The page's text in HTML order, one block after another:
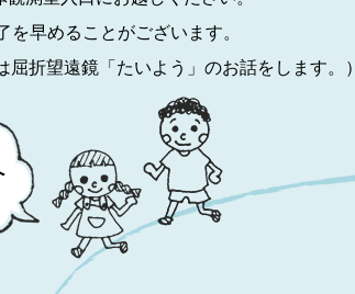
早めることがございます。
屈折望遠鏡「たいよう」のお話をします。）